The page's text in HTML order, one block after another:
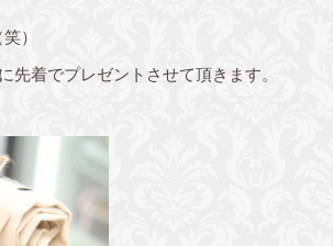
）
先着でプレゼントさせて頂きます。